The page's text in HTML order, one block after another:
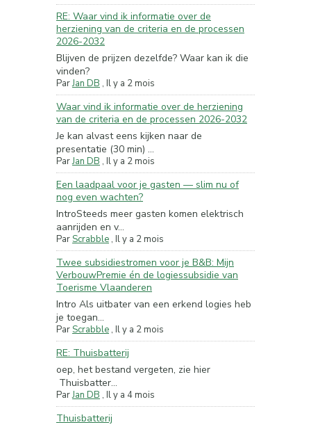
RE: Waar vind ik informatie over de
herziening van de criteria en de processen
2026-2032
Blijven de prijzen dezelfde? Waar kan ik die
vinden?
ParJan DB , Il y a 2 mois
Waar vind ik informatie over de herziening
van de criteria en de processen 2026-2032
Je kan alvast eens kijken naar de
presentatie (30 min) ...
ParJan DB , Il y a 2 mois
Een laadpaal voor je gasten — slim nu of
nog even wachten?
IntroSteeds meer gasten komen elektrisch
aanrijden en v...
ParScrabble , Il y a 2 mois
Twee subsidiestromen voor je B&B: Mijn
VerbouwPremie én de logiessubsidie van
Toerisme Vlaanderen
Intro Als uitbater van een erkend logies heb
je toegan...
ParScrabble , Il y a 2 mois
RE: Thuisbatterij
oep, het bestand vergeten, zie hier
Thuisbatter...
ParJan DB , Il y a 4 mois
Thuisbatterij